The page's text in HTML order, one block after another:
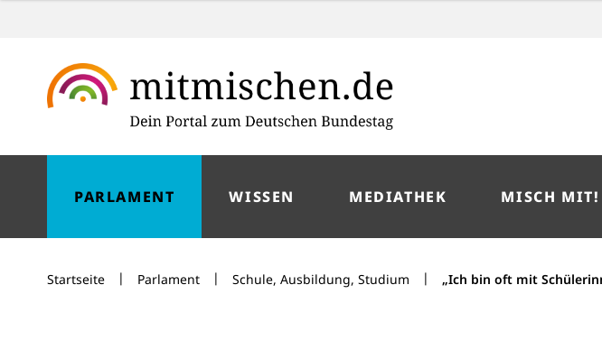
PARLAMENT WISSEN MEDIATHEK MISCH MIT!
Startseite | Parlament | Schule, Ausbildung, Studium | „Ich bin oft mit